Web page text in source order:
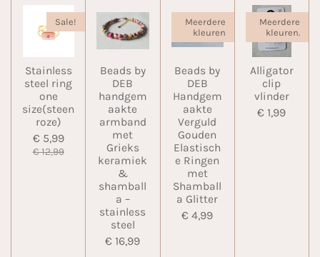
Sale!
Stainless
steel ring
one
size(steen
roze)
€ 5,99
€ 12,99
Beads by
DEB
handgem
aakte
armband
met
Grieks
keramiek
&
shamball
a –
stainless
steel
€ 16,99
Meerdere
kleuren
Beads by
DEB
Handgem
aakte
Verguld
Gouden
Elastisch
e Ringen
met
Shamball
a Glitter
€ 4,99
Meerdere
kleuren.
Alligator
clip
vlinder
€ 1,99